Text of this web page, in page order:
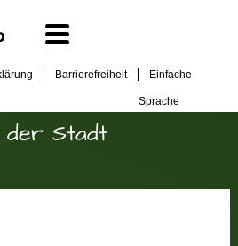
Barrierefreiheit Einfache
Sprache
der Stadt